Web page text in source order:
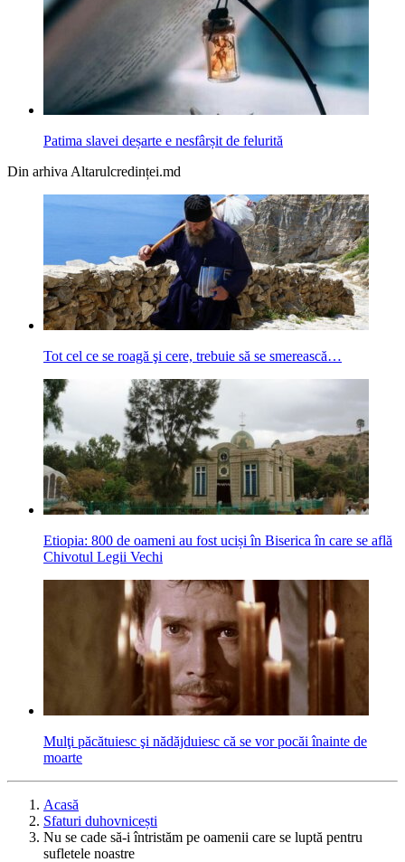
Patima slavei deșarte e nesfârșit de felurită
Din arhiva Altarulcredinței.md
Tot cel ce se roagă şi cere, trebuie să se smerească…
Etiopia: 800 de oameni au fost uciși în Biserica în care se află
Chivotul Legii Vechi
Mulţi păcătuiesc şi nădăjduiesc că se vor pocăi înainte de
moarte
Acasă
Sfaturi duhovnicești
Nu se cade să-i întristăm pe oamenii care se luptă pentru
sufletele noastre